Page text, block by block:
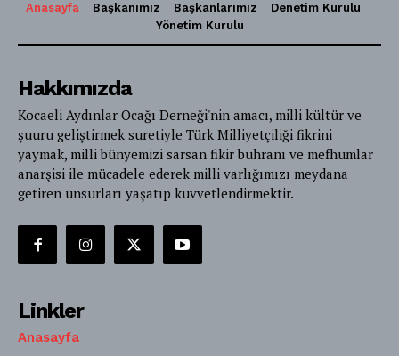
Anasayfa Başkanımız Başkanlarımız
Denetim Kurulu
Yönetim Kurulu
Hakkımızda
Kocaeli Aydınlar Ocağı Derneği'nin amacı, milli kültür ve
şuuru geliştirmek suretiyle Türk Milliyetçiliği fikrini
yaymak, milli bünyemizi sarsan fikir buhranı ve mefhumlar
anarşisi ile mücadele ederek milli varlığımızı meydana
getiren unsurları yaşatıp kuvvetlendirmektir.
Linkler
Anasayfa